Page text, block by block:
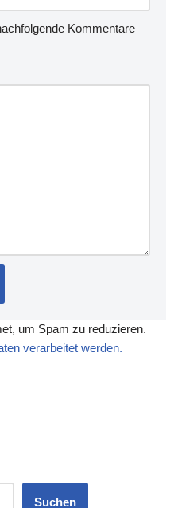
Kommentare
um Spam zu reduzieren.
verarbeitet werden.
Suchen